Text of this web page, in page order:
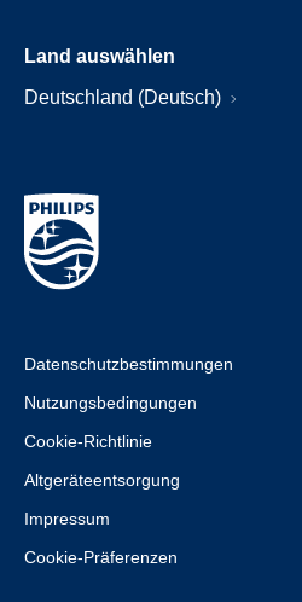
Land auswählen
Deutschland (Deutsch)
Datenschutzbestimmungen
Nutzungsbedingungen
Cookie-Richtlinie
Altgeräteentsorgung
Impressum
Cookie-Präferenzen